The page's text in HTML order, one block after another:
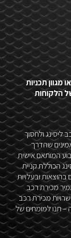
תכניות
הלקוחות
ולחסוך
שהדרך
המותאם אישית
הכוללת קניית
בהוצאות ובעלויות
מכירת רכב
מכירת רכב
– תנו למומחים של